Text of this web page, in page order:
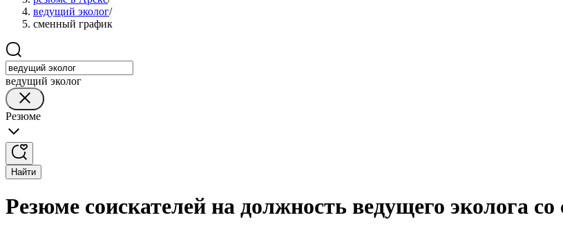
ведущий эколог/
сменный график
ведущий эколог
Резюме
Найти
Резюме соискателей на должность ведущего эколога